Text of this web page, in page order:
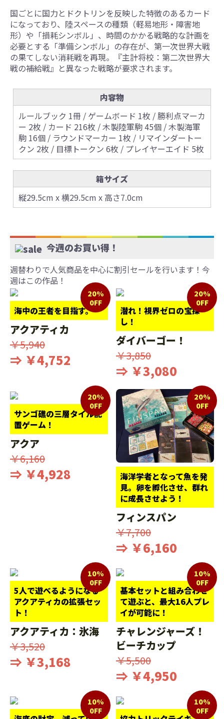
国ごとに国力とドクトリンを反映した特徴のあるカード
になっており、陸スペースの種類（軽易地形・障害地
形）や「損耗シンボル」、時間のかかる戦略的な計画を
必要とする「準備シンボル」の存在が、第一次世界大戦
の果てしない消耗戦を再現。『主計将校：第二次世界大
戦の補給戦』と異なった戦略が要求されます。
内容物
ルールブック 1冊 / ゲームボード 1枚 / 勝利点マーカ
ー 2枚 / カード 216枚 / 木製陸軍駒 45個 / 木製海軍
駒 16個 / ラウンドマーカー 1枚 / リマインダートー
クン 2枚 / 目標トークン 6枚 / プレイヤーエイド 5枚
箱サイズ
縦29.5cm x 横29.5cm x 高さ7.0cm
今週のお買い得！
週替わりで人気商品を中心に割引セールを行います！今
週はこの作品！
海中の王者を目指す。
20%
0FF
アクアティカ
￥5,940
⇒ ￥4,752
潜れ！視界ゼロの宝探
し！
20%
0FF
ダイバーゴー！
￥3,850
⇒ ￥3,080
サンゴ礁の三層タイル配
置ゲーム！
20%
0FF
アクア
￥6,160
⇒ ￥4,928
海洋学者となって魚を発
見。卵を孵化させ、群れ
に成長させよう！
20%
0FF
フィンスパン
￥7,700
⇒ ￥6,160
5人で遊べるようになる
アクアティカの拡張セッ
ト！
10%
0FF
アクアティカ：氷海
￥3,520
⇒ ￥3,168
基本セットと組み合わせ
て遊ぶと、最大16人プレ
イが可能に！
10%
0FF
チャレンジャーズ！
ビーチカップ
￥5,500
⇒ ￥4,950
10%
0FF
10%
0FF